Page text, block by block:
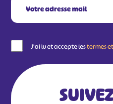
J'ai lu et accepte lestermes